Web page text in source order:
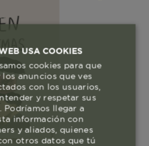
USA COOKIES
cookies para que
anuncios que ves
con los usuarios,
y respetar sus
Podríamos llegar a
información con
y aliados, quienes
otros datos que tú